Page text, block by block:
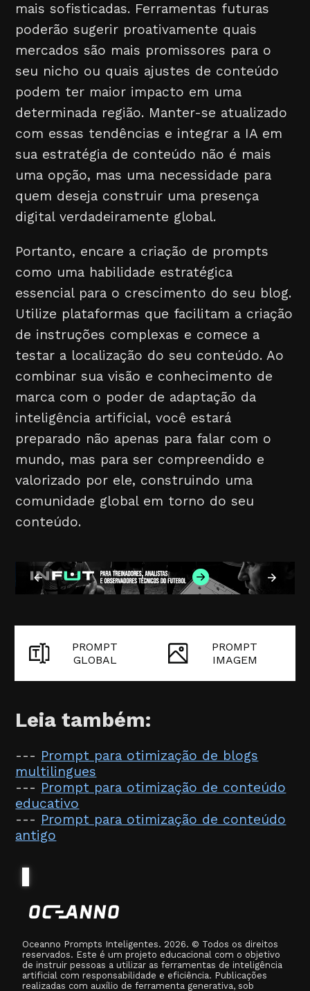
mais sofisticadas. Ferramentas futuras
poderão sugerir proativamente quais
mercados são mais promissores para o
seu nicho ou quais ajustes de conteúdo
podem ter maior impacto em uma
determinada região. Manter-se atualizado
com essas tendências e integrar a IA em
sua estratégia de conteúdo não é mais
uma opção, mas uma necessidade para
quem deseja construir uma presença
digital verdadeiramente global.
Portanto, encare a criação de prompts
como uma habilidade estratégica
essencial para o crescimento do seu blog.
Utilize plataformas que facilitam a criação
de instruções complexas e comece a
testar a localização do seu conteúdo. Ao
combinar sua visão e conhecimento de
marca com o poder de adaptação da
inteligência artificial, você estará
preparado não apenas para falar com o
mundo, mas para ser compreendido e
valorizado por ele, construindo uma
comunidade global em torno do seu
conteúdo.
PROMPT
GLOBAL
PROMPT
IMAGEM
Leia também:
--- Prompt para otimização de blogs
multilingues
--- Prompt para otimização de conteúdo
educativo
--- Prompt para otimização de conteúdo
antigo
Oceanno Prompts Inteligentes. 2026. © Todos os direitos
reservados. Este é um projeto educacional com o objetivo
de instruir pessoas a utilizar as ferramentas de inteligência
artificial com responsabilidade e eficiência. Publicações
realizadas com auxílio de ferramenta generativa, sob